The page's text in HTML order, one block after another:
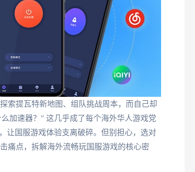
索提瓦特新地图、组队挑战周本，而自己却
加速器？" 这几乎成了每个海外华人游戏党
让国服游戏体验支离破碎。但别担心，选对
痛点，拆解海外流畅玩国服游戏的核心密